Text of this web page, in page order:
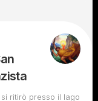
ritirò presso il lago